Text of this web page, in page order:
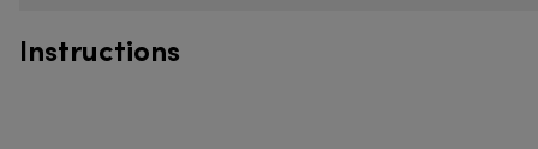
Instructions